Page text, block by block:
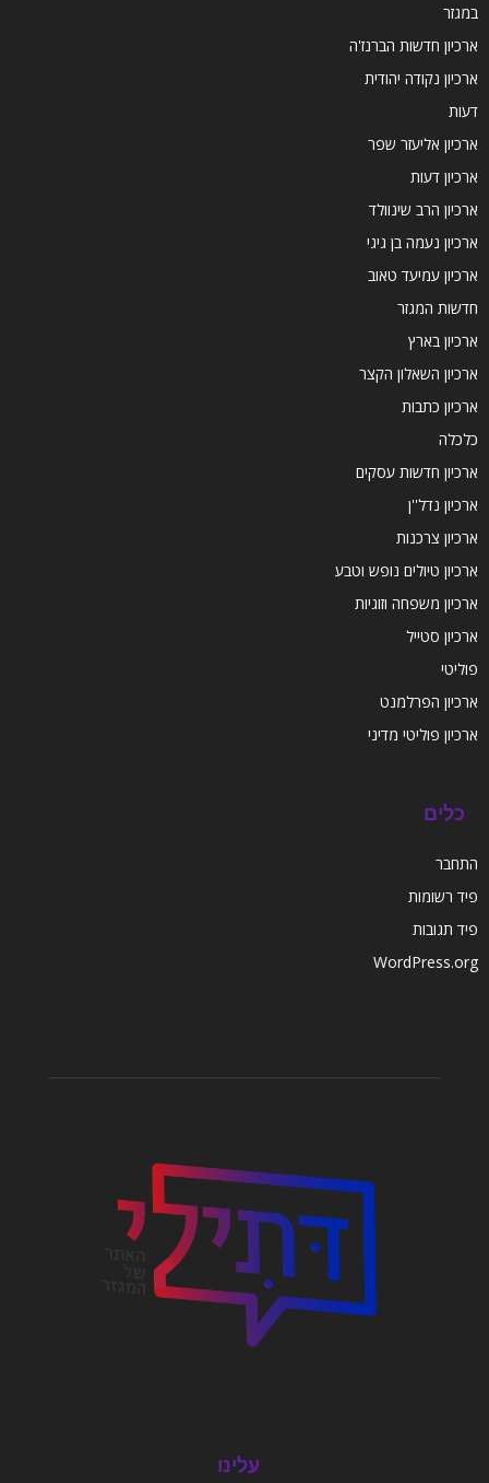
במגזר
ארכיון חדשות הברנז'ה
ארכיון נקודה יהודית
דעות
ארכיון אליעזר שפר
ארכיון דעות
ארכיון הרב שינוולד
ארכיון נעמה בן גיגי
ארכיון עמיעד טאוב
חדשות המגזר
ארכיון בארץ
ארכיון השאלון הקצר
ארכיון כתבות
כלכלה
ארכיון חדשות עסקים
ארכיון נדל''ן
ארכיון צרכנות
ארכיון טיולים נופש וטבע
ארכיון משפחה וזוגיות
ארכיון סטייל
פוליטי
ארכיון הפרלמנט
ארכיון פוליטי מדיני
כלים
התחבר
פיד רשומות
פיד תגובות
WordPress.org
עלינו